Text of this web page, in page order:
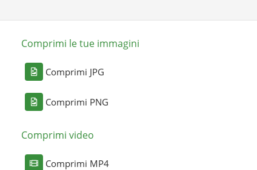
Comprimi le tue immagini
Comprimi JPG
Comprimi PNG
Comprimi video
Comprimi MP4